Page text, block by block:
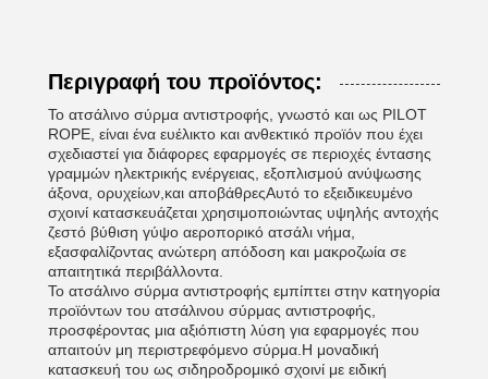
Περιγραφή του προϊόντος:
Το ατσάλινο σύρμα αντιστροφής, γνωστό και ως PILOT
ROPE, είναι ένα ευέλικτο και ανθεκτικό προϊόν που έχει
σχεδιαστεί για διάφορες εφαρμογές σε περιοχές έντασης
γραμμών ηλεκτρικής ενέργειας, εξοπλισμού ανύψωσης
άξονα, ορυχείων,και αποβάθρεςΑυτό το εξειδικευμένο
σχοινί κατασκευάζεται χρησιμοποιώντας υψηλής αντοχής
ζεστό βύθιση γύψο αεροπορικό ατσάλι νήμα,
εξασφαλίζοντας ανώτερη απόδοση και μακροζωία σε
απαιτητικά περιβάλλοντα.
Το ατσάλινο σύρμα αντιστροφής εμπίπτει στην κατηγορία
προϊόντων του ατσάλινου σύρμας αντιστροφής,
προσφέροντας μια αξιόπιστη λύση για εφαρμογές που
απαιτούν μη περιστρεφόμενο σύρμα.Η μοναδική
κατασκευή του ως σιδηροδρομικό σχοινί με ειδική